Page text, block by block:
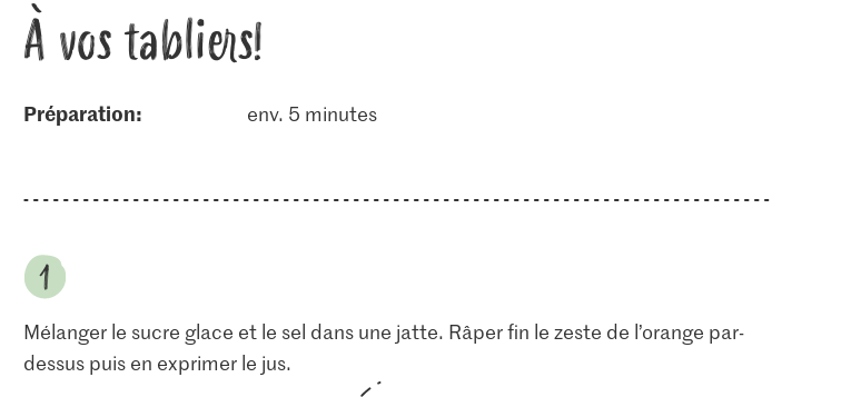
À vos tabliers!
Préparation: env. 5 minutes
Mélanger le sucre glace et le sel dans une jatte. Râper fin le zeste de l’orange par-
dessus puis en exprimer le jus.